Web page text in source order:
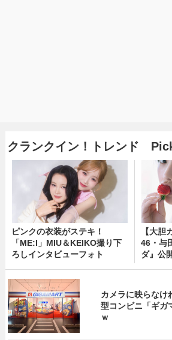
クランクイン！トレンド
ピンクの衣装がステキ！
「ME:I」MIU＆KEIKO撮り下
ろしインタビューフォト
【大胆
46・与
ダ』公
カメラに映らな
型コンビニ「ギガ
ｗ